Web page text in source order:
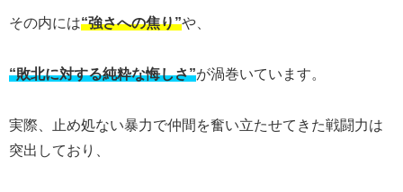
その内には“強さへの焦り”や、
“敗北に対する純粋な悔しさ”が渦巻いています。
実際、止め処ない暴力で仲間を奮い立たせてきた戦闘力は
突出しており、